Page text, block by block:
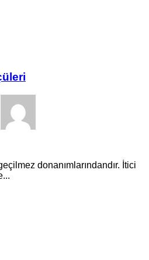
donanımlarındandır. İtici